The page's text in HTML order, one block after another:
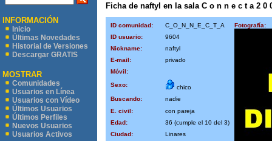
INFORMACIÓN
Inicio
Últimas Novedades
Historial de Versiones
Descargar GRATIS
MOSTRAR
Comunidades
Usuarios en Línea
Usuarios con Vídeo
Últimos Usuarios
Últimos Perfiles
Nuevos Usuarios
Usuarios Activos
Ficha de naftyl en la sala C o n n e c t a 2 0
ID comunidad: C_O_N_N_E_C_T_A
Fotografía:
ID usuario:
9604
Nickname:
naftyl
E-mail:
privado
Móvil:
Sexo:
chico
Buscando:
nadie
E. civil:
con pareja
Edad:
36 (cumple el 10 del 3)
Ciudad:
Linares